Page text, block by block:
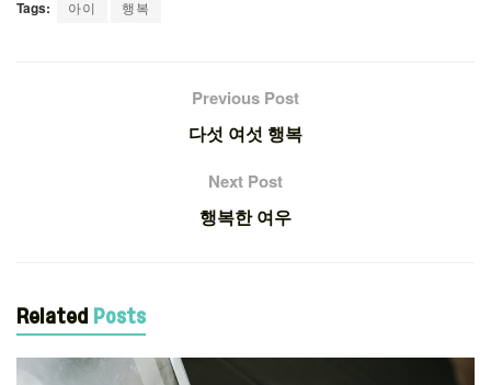
Tags: 아이 행복
Previous Post
다섯 여섯 행복
Next Post
행복한 여우
Related Posts